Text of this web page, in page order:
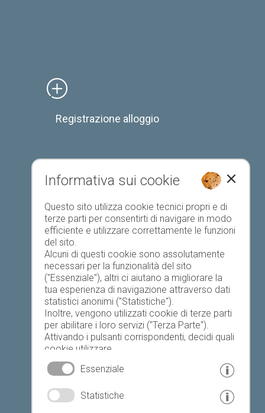
Registrazione alloggio
Elenco preferiti
Oggi Domani sabato
23 °C 34 °C 19 °C 32 °C 18 °C 33 °C
© www.drescher.it - Webdesign in Alto Adige
Informativa sui cookie
Questo sito utilizza cookie tecnici propri e di
terze parti per consentirti di navigare in modo
efficiente e utilizzare correttamente le funzioni
del sito.
Alcuni di questi cookie sono assolutamente
necessari per la funzionalità del sito
("Essenziale"), altri ci aiutano a migliorare la
tua esperienza di navigazione attraverso dati
statistici anonimi ("Statistiche").
Inoltre, vengono utilizzati cookie di terze parti
per abilitare i loro servizi ("Terza Parte").
Attivando i pulsanti corrispondenti, decidi quali
cookie utilizzare.
Cliccando su "Accetta tutto", "Salva selezione"
o "Rifiuta selezione", dichiari di consentire l'uso
Il tuo consenso Puoi revocarlo in qualsiasi
Essenziale
Statistiche